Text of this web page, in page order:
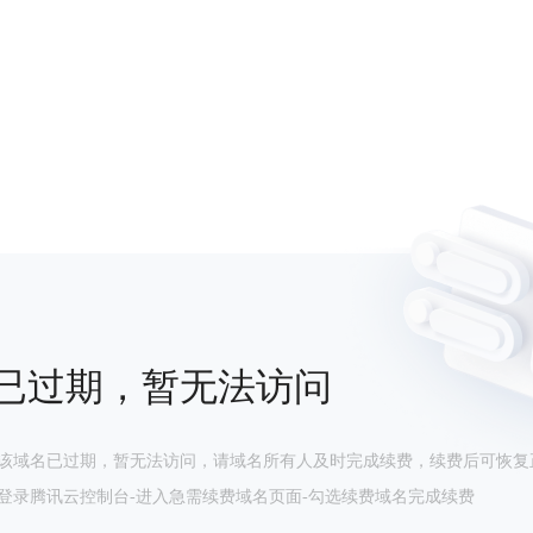
过期，暂无法访问
域名已过期，暂无法访问，请域名所有人及时完成续费，续费后可恢复
录腾讯云控制台-进入急需续费域名页面-勾选续费域名完成续费